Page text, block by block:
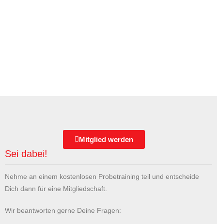
Mitglied werden
Sei dabei!
Nehme an einem kostenlosen Probetraining teil und entscheide
Dich dann für eine Mitgliedschaft.
Wir beantworten gerne Deine Fragen: